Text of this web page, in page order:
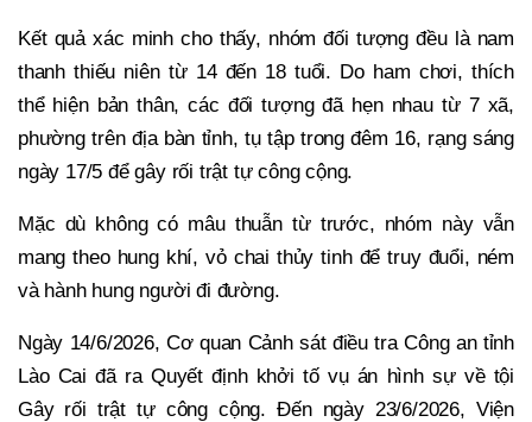
Kết quả xác minh cho thấy, nhóm đối tượng đều là nam
thanh thiếu niên từ 14 đến 18 tuổi. Do ham chơi, thích
thể hiện bản thân, các đối tượng đã hẹn nhau từ 7 xã,
phường trên địa bàn tỉnh, tụ tập trong đêm 16, rạng sáng
ngày 17/5 để gây rối trật tự công cộng.
Mặc dù không có mâu thuẫn từ trước, nhóm này vẫn
mang theo hung khí, vỏ chai thủy tinh để truy đuổi, ném
và hành hung người đi đường.
Ngày 14/6/2026, Cơ quan Cảnh sát điều tra Công an tỉnh
Lào Cai đã ra Quyết định khởi tố vụ án hình sự về tội
Gây rối trật tự công cộng. Đến ngày 23/6/2026, Viện